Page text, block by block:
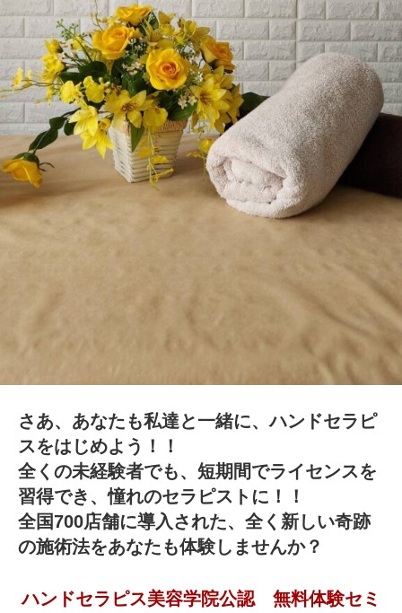
さあ、あなたも私達と一緒に、ハンドセラピ
スをはじめよう！！
全くの未経験者でも、短期間でライセンスを
習得でき、憧れのセラピストに！！
全国700店舗に導入された、全く新しい奇跡
の施術法をあなたも体験しませんか？
ハンドセラピス美容学院公認 無料体験セミ